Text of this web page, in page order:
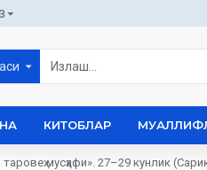
КИТОБЛАР
мусҳафи». 27–29 кунлик